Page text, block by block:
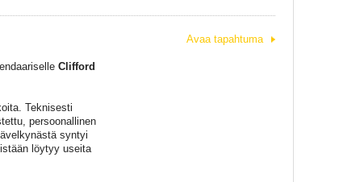
Clifford
Teknisesti
persoonallinen
syntyi
löytyy useita
Avaa tapahtuma